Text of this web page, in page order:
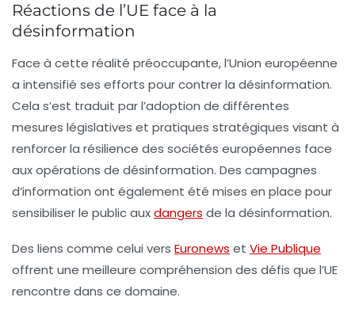
Réactions de l’UE face à la
désinformation
Face à cette réalité préoccupante, l’Union européenne
a intensifié ses efforts pour contrer la désinformation.
Cela s’est traduit par l’adoption de différentes
mesures législatives et pratiques stratégiques visant à
renforcer la résilience des sociétés européennes face
aux opérations de désinformation. Des campagnes
d’information ont également été mises en place pour
sensibiliser le public auxdangers de la désinformation.
Des liens comme celui vers Euronews et Vie Publique
offrent une meilleure compréhension des défis que l’UE
rencontre dans ce domaine.